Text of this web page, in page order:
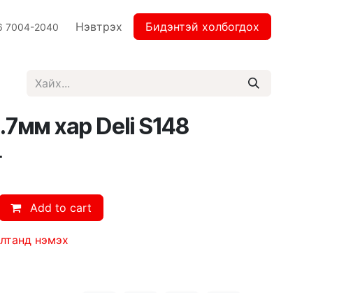
7004-2040 Нэвтрэх Бидэнтэй холбогдох
хар Deli S148
Add to cart
нэмэх